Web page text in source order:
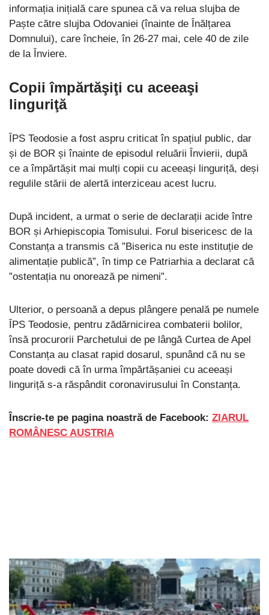
informația inițială care spunea că va relua slujba de
Paște către slujba Odovaniei (înainte de Înălțarea
Domnului), care încheie, în 26-27 mai, cele 40 de zile
de la Înviere.
Copii împărtăşiţi cu aceeaşi
linguriţă
ÎPS Teodosie a fost aspru criticat în spațiul public, dar
și de BOR și înainte de episodul reluării Învierii, după
ce a împărtășit mai mulți copii cu aceeași linguriță, deși
regulile stării de alertă interziceau acest lucru.
După incident, a urmat o serie de declarații acide între
BOR și Arhiepiscopia Tomisului. Forul bisericesc de la
Constanța a transmis că ”Biserica nu este instituție de
alimentație publică”, în timp ce Patriarhia a declarat că
”ostentația nu onorează pe nimeni”.
Ulterior, o persoană a depus plângere penală pe numele
ÎPS Teodosie, pentru zădărnicirea combaterii bolilor,
însă procurorii Parchetului de pe lângă Curtea de Apel
Constanța au clasat rapid dosarul, spunând că nu se
poate dovedi că în urma împărtășaniei cu aceeași
linguriță s-a răspândit coronavirusului în Constanța.
Înscrie-te pe pagina noastră de Facebook: ZIARUL
ROMÂNESC AUSTRIA